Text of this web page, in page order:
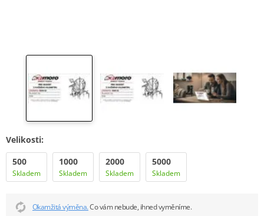
Velikosti:
500
Skladem
1000
Skladem
2000
Skladem
5000
Skladem
Okamžitá výměna.Co vám nebude, ihned vyměníme.